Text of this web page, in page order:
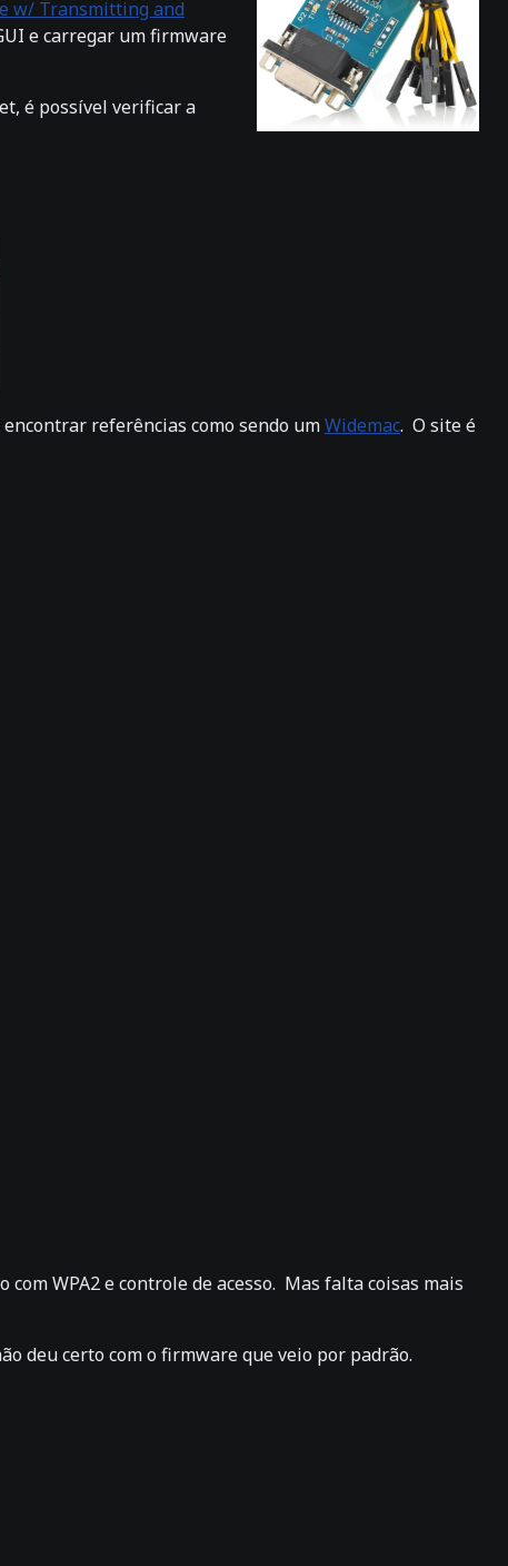
w/ Transmitting and
e carregar um firmware
é possível verificar a
referências como sendo umWidemac. O site é
WPA2 e controle de acesso. Mas falta coisas mais
deu certo com o firmware que veio por padrão.